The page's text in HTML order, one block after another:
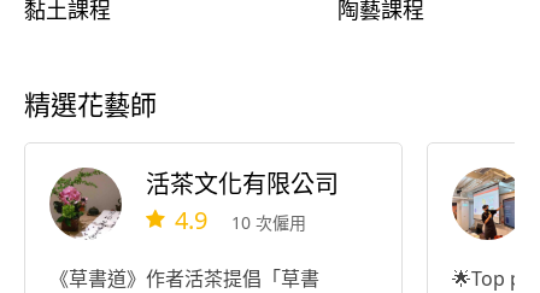
黏土課程 陶藝課程
精選花藝師
活茶文化有限公司
4.9 10 次僱用
《草書道》作者活茶提倡「草書
🌟Top